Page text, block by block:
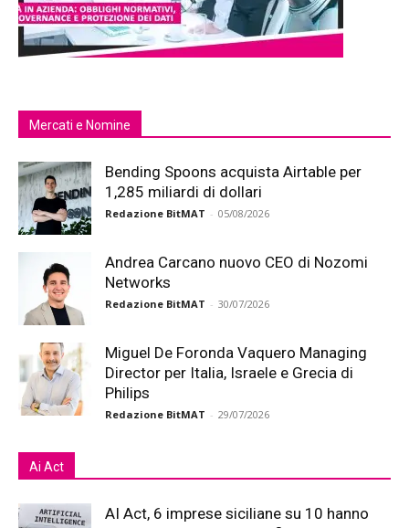
Mercati e Nomine
Bending Spoons acquista Airtable per
1,285 miliardi di dollari
Redazione BitMAT - 05/08/2026
Andrea Carcano nuovo CEO di Nozomi
Networks
Redazione BitMAT - 30/07/2026
Miguel De Foronda Vaquero Managing
Director per Italia, Israele e Grecia di
Philips
Redazione BitMAT - 29/07/2026
Ai Act
AI Act, 6 imprese siciliane su 10 hanno